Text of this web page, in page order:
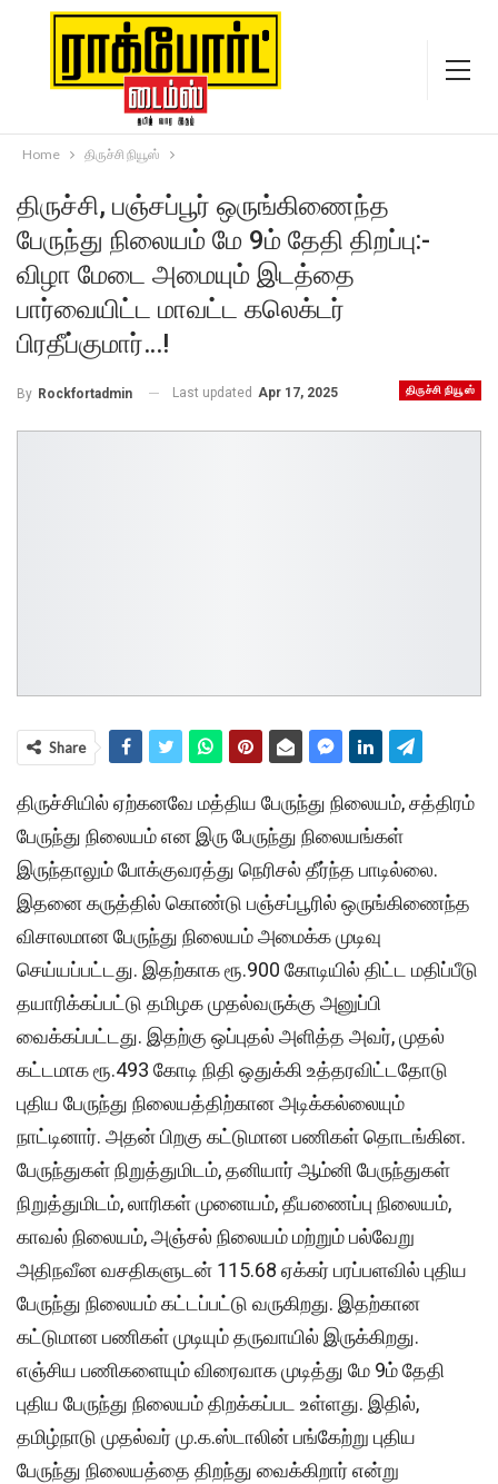
Home திருச்சி நியூஸ்
திருச்சி, பஞ்சப்பூர் ஒருங்கிணைந்த
பேருந்து நிலையம் மே 9ம் தேதி திறப்பு:-
விழா மேடை அமையும் இடத்தை
பார்வையிட்ட மாவட்ட கலெக்டர்
பிரதீப்குமார்…!
திருச்சி நியூஸ்
By Rockfortadmin Last updated Apr 17, 2025
Share
திருச்சியில் ஏற்கனவே மத்திய பேருந்து நிலையம், சத்திரம்
பேருந்து நிலையம் என இரு பேருந்து நிலையங்கள்
இருந்தாலும் போக்குவரத்து நெரிசல் தீர்ந்த பாடில்லை.
இதனை கருத்தில் கொண்டு பஞ்சப்பூரில் ஒருங்கிணைந்த
விசாலமான பேருந்து நிலையம் அமைக்க முடிவு
செய்யப்பட்டது. இதற்காக ரூ.900 கோடியில் திட்ட மதிப்பீடு
தயாரிக்கப்பட்டு தமிழக முதல்வருக்கு அனுப்பி
வைக்கப்பட்டது. இதற்கு ஒப்புதல் அளித்த அவர், முதல்
கட்டமாக ரூ.493 கோடி நிதி ஒதுக்கி உத்தரவிட்டதோடு
புதிய பேருந்து நிலையத்திற்கான அடிக்கல்லையும்
நாட்டினார். அதன் பிறகு கட்டுமான பணிகள் தொடங்கின.
பேருந்துகள் நிறுத்துமிடம், தனியார் ஆம்னி பேருந்துகள்
நிறுத்துமிடம், லாரிகள் முனையம், தீயணைப்பு நிலையம்,
காவல் நிலையம், அஞ்சல் நிலையம் மற்றும் பல்வேறு
அதிநவீன வசதிகளுடன் 115.68 ஏக்கர் பரப்பளவில் புதிய
பேருந்து நிலையம் கட்டப்பட்டு வருகிறது. இதற்கான
கட்டுமான பணிகள் முடியும் தருவாயில் இருக்கிறது.
எஞ்சிய பணிகளையும் விரைவாக முடித்து மே 9ம் தேதி
புதிய பேருந்து நிலையம் திறக்கப்பட உள்ளது. இதில்,
தமிழ்நாடு முதல்வர் மு.க.ஸ்டாலின் பங்கேற்று புதிய
பேருந்து நிலையத்தை திறந்து வைக்கிறார் என்று